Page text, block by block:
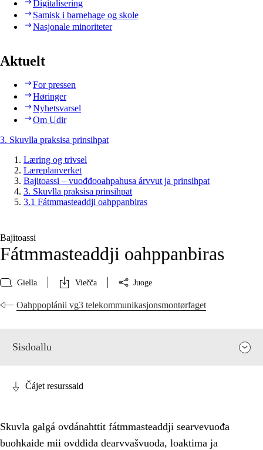
Digitalisering
Samisk i barnehage og skole
Nasjonale minoriteter
Aktuelt
For pressen
Høringer
Nyhetsvarsel
Om Udir
3. Skuvlla praksisa prinsihpat
Læring og trivsel
Læreplanverket
Bajitoassi – vuođđooahpahusa árvvut ja prinsihpat
3. Skuvlla praksisa prinsihpat
3.1 Fátmmasteaddji oahppanbiras
Bajitoassi
Fátmmasteaddji oahppanbiras
Giella Viečča Juoge
Oahppoplánii vg3 telekommunikasjonsmontørfaget
Sisdoallu
Čájet resurssaid
Skuvla galgá ovdánahttit fátmmasteaddji searvevuođa
buohkaide mii ovddida dearvvašvuođa, loaktima ja